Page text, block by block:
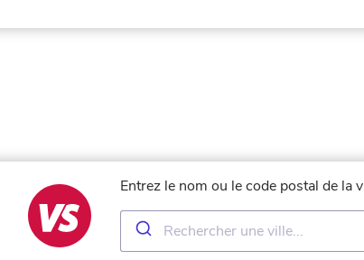
Entrez le nom ou le code postal de la